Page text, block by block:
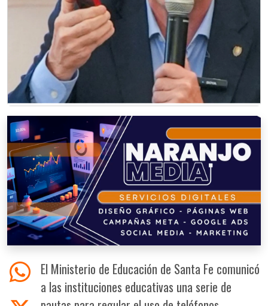
El Ministerio de Educación de Santa Fe comunicó
a las instituciones educativas una serie de